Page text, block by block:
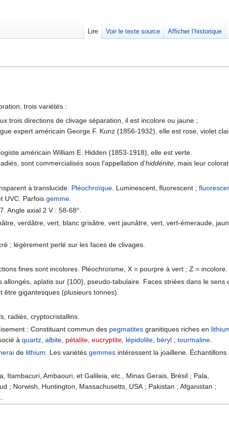
trois variétés :
trois directions de clivage séparation, il est incolore ou jaune ;
expert américain George F. Kunz (1856-1932), elle est rose, violet
américain William E. Hidden (1853-1918), elle est verte.
sont commercialisés sous l'appellation d'hiddénite, mais leur
à translucide. Pléochroïque. Luminescent, fluorescent ;
UVC. Parfoisgemme.
Angle axial 2 V : 58-68°.
verdâtre, vert, blanc grisâtre, vert jaunâtre, vert, vert-émeraude,
; légèrement perlé sur les faces de clivages.
fines sont incolores. Pléochroïsme, X = pourpre à vert ; Z = incolore.
allongés, aplatis sur {100}, pseudo-tabulaire. Faces striées dans le sens
gigantesques (plusieurs tonnes).
radiés, cryptocristallins.
: Constituant commun des pegmatites granitiques riches en
àquartz ,albite pétalite ,eucryptite lépidolite béryl ;tourmaline
de lithium . Les variétésgemmes intéressent la joaillerie. Échantillons
Itambacuri, Ambaouri, et Galileia, etc., Minas Gerais, Brésil ; Pala,
; Norwish, Huntington, Massachusetts, USA ; Pakistan ; Afganistan ;
Lire Voir le texte source Afficher l’historique